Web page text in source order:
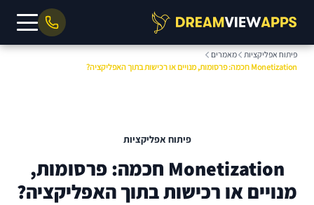
פיתוח אפליקציות
מאמרים
Monetization חכמה: פרסומות, מנויים או רכישות בתוך האפליקציה?
פיתוח אפליקציות
Monetization חכמה: פרסומות,
מנויים או רכישות בתוך האפליקציה?